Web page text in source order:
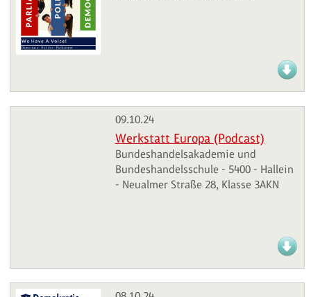
09.10.24
Werkstatt Europa (Podcast)
Bundeshandelsakademie und
Bundeshandelsschule - 5400 - Hallein
- Neualmer Straße 28, Klasse 3AKN